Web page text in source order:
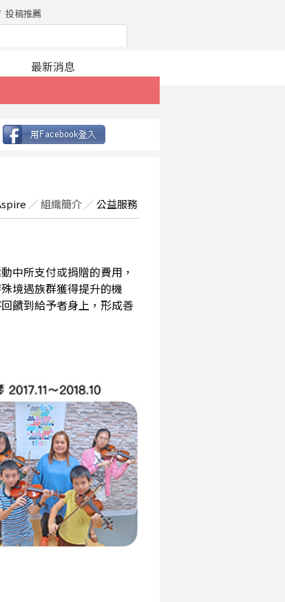
投稿推薦
最新消息
／組織簡介 ／公益服務
中所支付或捐贈的費用，
境遇族群獲得提升的機
饋到給予者身上，形成善